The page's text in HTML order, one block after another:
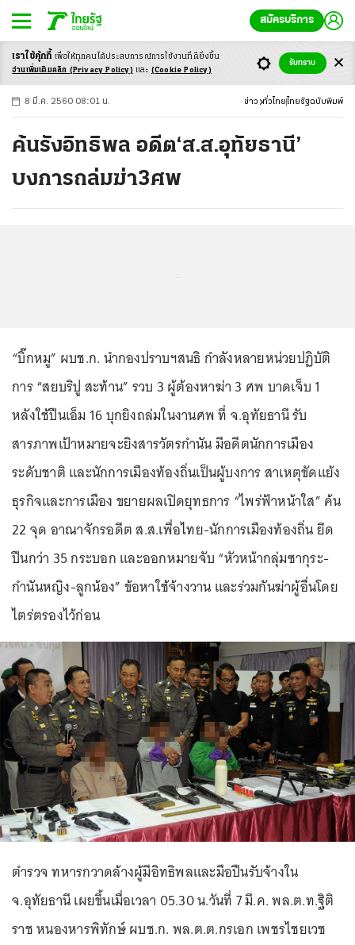
สมัครบริการ
-ก ก ก+
8 มี.ค. 2560 08:01 น. ข่าว ทั่วไทย ไทยรัฐฉบับพิมพ์
ค้นรังอิทธิพล อดีต‘ส.ส.อุทัยธานี’
บงการถล่มฆ่า3ศพ
“บิ๊กหมู” ผบช.ก. นำกองปราบฯสนธิ กำลังหลายหน่วยปฏิบัติ
การ “สยบริปู สะท้าน” รวบ 3 ผู้ต้องหาฆ่า 3 ศพ บาดเจ็บ 1
หลังใช้ปืนเอ็ม 16 บุกยิงถล่มในงานศพ ที่ จ.อุทัยธานี รับ
สารภาพเป้าหมายจะยิงสารวัตรกำนัน มีอดีตนักการเมือง
ระดับชาติ และนักการเมืองท้องถิ่นเป็นผู้บงการ สาเหตุขัดแย้ง
ธุรกิจและการเมือง ขยายผลเปิดยุทธการ “ไพร่ฟ้าหน้าใส” ค้น
22 จุด อาณาจักรอดีต ส.ส.เพื่อไทย-นักการเมืองท้องถิ่น ยึด
ปืนกว่า 35 กระบอก และออกหมายจับ “หัวหน้ากลุ่มซากุระ-
กำนันหญิง-ลูกน้อง” ข้อหาใช้จ้างวาน และร่วมกันฆ่าผู้อื่นโดย
ไตร่ตรองไว้ก่อน
ตำรวจ ทหารกวาดล้างผู้มีอิทธิพลและมือปืนรับจ้างใน
จ.อุทัยธานี เผยขึ้นเมื่อเวลา 05.30 น.วันที่ 7 มี.ค. พล.ต.ท.ฐิติ
ราช หนองหารพิทักษ์ ผบช.ก. พล.ต.ต.กรเอก เพชรไชยเวช
เราใช้คุ้กกี้ เพื่อให้ทุกคนได้ประสบการณ์การใช้งานที่ดียิ่งขึ้น
อ่านเพิ่มเติมคลิก (Privacy Policy) และ (Cookie Policy)
รับทราบ